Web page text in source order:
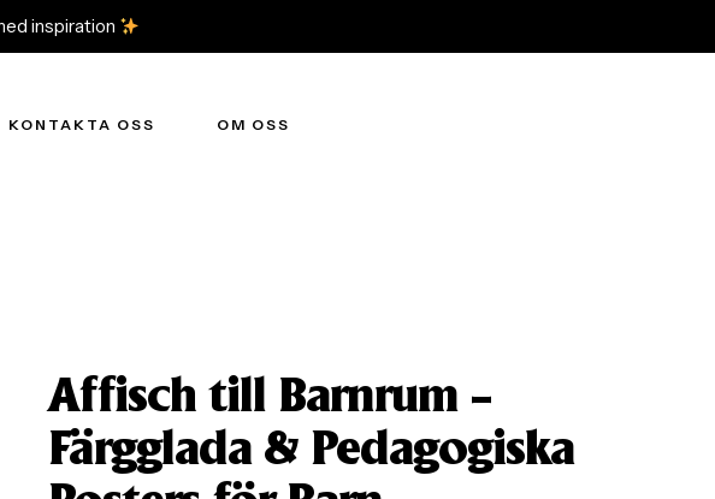
inspiration
KONTAKTA OSS OM OSS
Affisch till Barnrum –
Färgglada & Pedagogiska